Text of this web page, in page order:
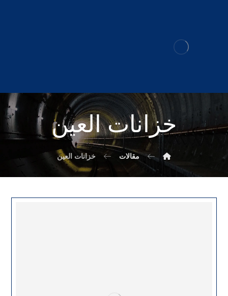
خزانات العين
مقالات خزانات العين